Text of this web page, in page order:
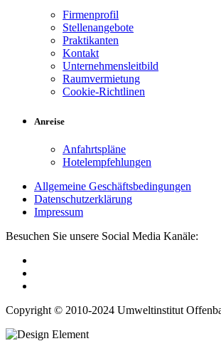
Firmenprofil
Stellenangebote
Praktikanten
Kontakt
Unternehmensleitbild
Raumvermietung
Cookie-Richtlinen
Anreise
Anfahrtspläne
Hotelempfehlungen
Allgemeine Geschäftsbedingungen
Datenschutzerklärung
Impressum
Besuchen Sie unsere Social Media Kanäle:
Copyright © 2010-2024 Umweltinstitut